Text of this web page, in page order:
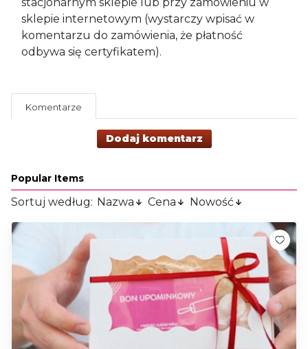
sklepie internetowym (wystarczy wpisać w
komentarzu do zamówienia, że płatność
odbywa się certyfikatem).
Komentarze
Dodaj komentarz
Popular Items
Sortuj według: Nazwa Cena Nowość